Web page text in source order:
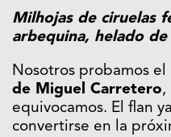
Milhojas de ciruelas
arbequina, helado
Nosotros probamos el
de Miguel Carretero,
equivocamos. El flan
convertirse en la